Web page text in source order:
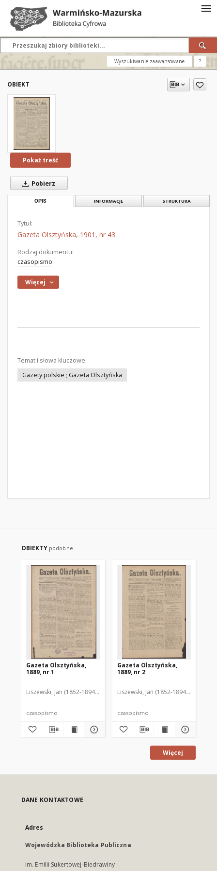
Wyszukiwanie zaawansowane ?
OBIEKT
Pokaż treść
Pobierz
OPIS INFORMACJE STRUKTURA
Tytuł:
Gazeta Olsztyńska, 1901, nr 43
Rodzaj dokumentu:
czasopismo
Więcej
Temat i słowa kluczowe:
Gazety polskie ; Gazeta Olsztyńska
OBIEKTY podobne
Gazeta Olsztyńska,
1889, nr 1
Liszewski, Jan (1852-1894). Red.
czasopismo
Gazeta Olsztyńska,
1889, nr 2
Liszewski, Jan (1852-1894). Red.
czasopismo
Więcej
DANE KONTAKTOWE
Adres
Wojewódzka Biblioteka Publiczna
im. Emilii Sukertowej-Biedrawiny